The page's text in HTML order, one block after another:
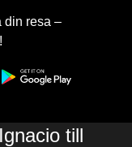
din resa –
till